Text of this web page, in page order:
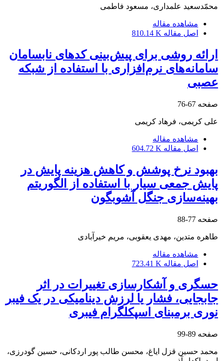
محمّدسعید علمداری، مسعود فاطمی
مشاهده مقاله
اصل مقاله 810.14 K
ارائه روشی برای پیش‌بینی کدهای نابسامان
سامانه‌های نرم‌افزاری با استفاده از شبکه
عصبی
صفحه 67-76
علی کریمی، فرهاد کریمی
مشاهده مقاله
اصل مقاله 604.72 K
بهبود نرخ پوشش و کاهش هزینه پایش در
پایش جمعی سیار با استفاده از الگوریتم
بهینه‌سازی جنگل آشوبگون
صفحه 77-88
طاهره متدین، مهدی یعقوبی، مریم خیرآبادی
مشاهده مقاله
اصل مقاله 723.41 K
حسگری و آشکارسازی تغییرات در اثر
جابجایی، فشار یا لرزش دینامیکی در یک فیبر
نوری برمبنای اسپکلگرام فیبری
صفحه 89-99
محمد حسین قزل ایاغ، محسن طالب پور اردکانی، حسین گودرزی،